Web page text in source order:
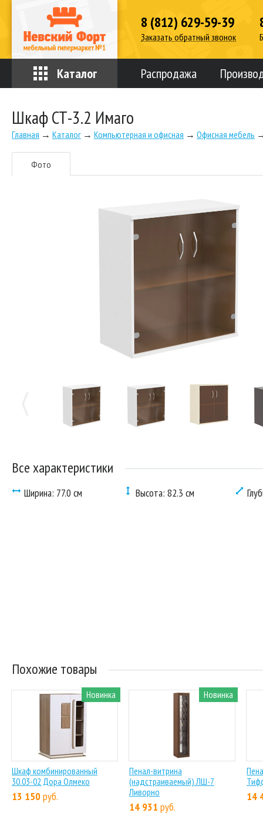
8 (812) 629-59-39
Заказать обратный звонок
Каталог Распродажа
Шкаф СТ-3.2 Имаго
Главная → Каталог → Компьютерная и офисная → Офисная мебель
Фото
Все характеристики
Ширина: 77.0 см Высота: 82.3 см
Похожие товары
Новинка
Шкаф комбинированный
30.03-02 Дора Олмеко
13 150руб.
Новинка
Пенал-витрина
(надстраиваемый) ЛШ-7
Ливорно
14 931 руб.
14